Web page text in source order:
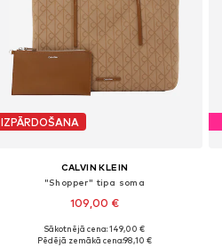
IZPĀRDOŠANA
CALVIN KLEIN
"Shopper" tipa soma
109,00 €
Pieejamie izmēri: One Size
Sākotnējā cena: 149,00 €
Pēdējā zemākā cena:98,10 €